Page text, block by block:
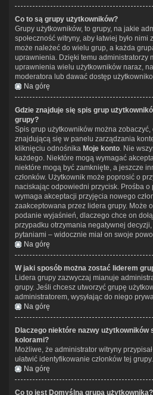
Co to są grupy użytkowników?
Grupy użytkowników, to grupy, na jakie
społeczność witryny, aby łatwiej było
może należeć do wielu grup, a każda
uprawnienia. Dzięki temu administratorzy
uprawnienia wielu użytkowników naraz,
moderatora lub dawać dostęp
Na górę
Gdzie znajduje się spis grup
grupy?
Spis grup użytkowników można zobaczyć,
znajdującą się w panelu zarządzania
kliknięciu odnośnika Moje konto. Nie
każdego. Niektóre mogą wymagać
niektóre mogą być zamknięte, a jeszcze
członków. Użytkownik może poprosić o
naciskając odpowiedni przycisk. Prośba o
wymaga akceptacji przyjęcia nowego
zaakceptowana przez lidera grupy. Może
podanie wyjaśnień, dlaczego chce on
przypadku otrzymania negatywnej
pytaniami – widocznie miał on swoje
Na górę
W jaki sposób można zostać liderem
Lidera grupy zazwyczaj mianuje
grupy. Jeśli chcesz utworzyć grupę
administratorem, wysyłając do niego
Na górę
Dlaczego niektóre nazwy użytkowników
kolorami?
Możliwe, że administrator witryny
ułatwić identyfikowanie członków tej grupy.
Na górę
Co to jest Domyślna grupa użytkownika?